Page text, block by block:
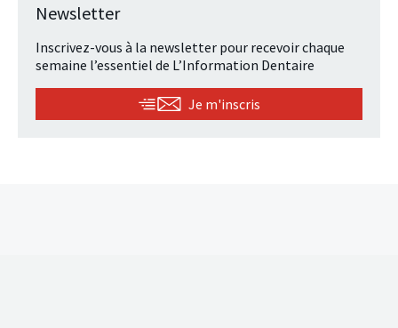
Newsletter
Inscrivez-vous à la newsletter pour recevoir chaque
semaine l’essentiel de L’Information Dentaire
Je m'inscris